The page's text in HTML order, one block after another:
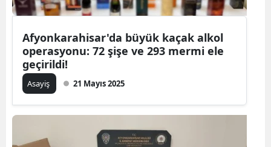
Afyonkarahisar'da büyük kaçak alkol
operasyonu: 72 şişe ve 293 mermi ele
geçirildi!
Asayiş 21 Mayıs 2025